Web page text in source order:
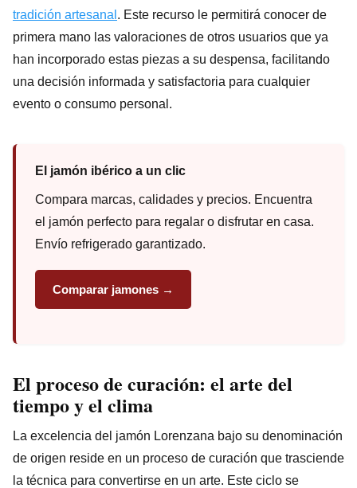
tradición artesanal . Este recurso le permitirá conocer de
primera mano las valoraciones de otros usuarios que ya
han incorporado estas piezas a su despensa, facilitando
una decisión informada y satisfactoria para cualquier
evento o consumo personal.
El jamón ibérico a un clic
Compara marcas, calidades y precios. Encuentra
el jamón perfecto para regalar o disfrutar en casa.
Envío refrigerado garantizado.
Comparar jamones →
El proceso de curación: el arte del
tiempo y el clima
La excelencia del jamón Lorenzana bajo su denominación
de origen reside en un proceso de curación que trasciende
la técnica para convertirse en un arte. Este ciclo se